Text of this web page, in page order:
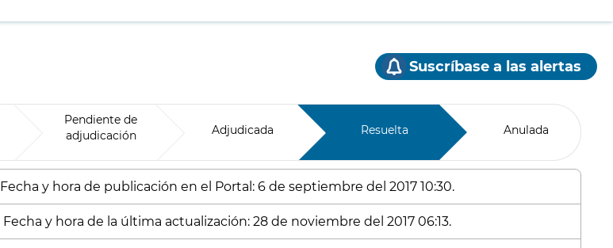
Suscríbase a las alertas
Pendiente de
adjudicación
Adjudicada Resuelta Anulada
Fecha y hora de publicación en el Portal: 6 de septiembre del 2017 10:30.
Fecha y hora de la última actualización: 28 de noviembre del 2017 06:13.